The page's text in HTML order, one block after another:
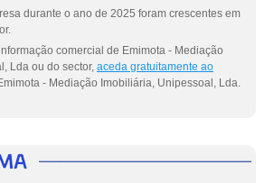
durante o ano de 2025 foram crescentes em
comercial de Emimota - Mediação
Lda ou do sector, aceda gratuitamente ao
- Mediação Imobiliária, Unipessoal, Lda.